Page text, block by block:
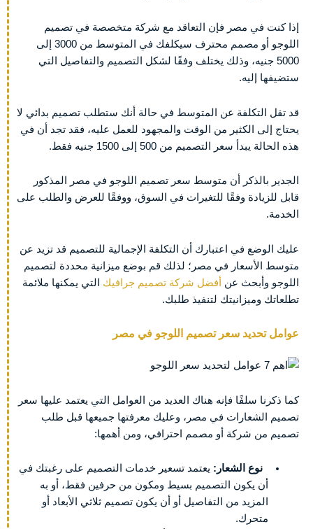
إذا كنت في مصر فإن التعاقد مع شركة متخصصة في تصميم
اللوجو أو مصمم محترف سيكلفك في المتوسط من 3000 إلى
5000 جنيه، وذلك يختلف وفقًا لشكل التصميم والتفاصيل التي
ستضيفها إليه.
قد تقل التكلفة عن المتوسط في حالة أنك ستطلب تصميم بدائي لا
يحتاج إلى الكثير من الوقت والمجهود للعمل عليه، فقد تجد أن في
هذه الحالة يبدأ سعر التصميم من 500 إلى 1500 جنيه فقط.
الجدير بالذكر أن متوسط سعر تصميم اللوجو في مصر المذكور
قابل للزيادة وفقًا للتغيرات في السوق، ووفقًا للعرض والطلب على
الخدمة.
عليك الوضع في اعتبارك أن التكلفة الإجمالية للتصميم قد تزيد عن
متوسط الأسعار في مصر؛ لذلك قم بوضع ميزانية محددة لتصميم
اللوجو وأبحث عن
أفضل شركة تصميم جرافيك التي يمكنها ملائمة
تطلعاتك وميزانيتك لتنفيذ طلبك.
عوامل تحديد سعر تصميم اللوجو في مصر
كما ذكرنا سلفًا فإنه هناك العديد من العوامل التي يعتمد عليها سعر
تصميم الشعارات في مصر، وعليك معرفتها جميعها قبل طلب
تصميم من شركة أو مصمم احترافي، ومن أهمها:
نوع الشعار: يعتمد تسعير خدمات التصميم على رغبتك في
أن يكون التصميم بسيط ومكون من حرفين فقط، أو به
المزيد من التفاصيل أو أن يكون تصميم ثلاثي الأبعاد أو
متحرك.